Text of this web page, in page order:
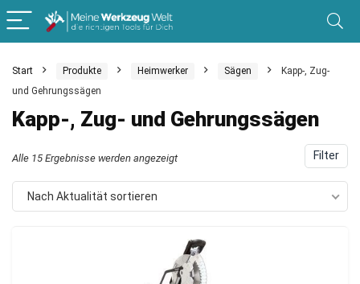
Start Produkte Heimwerker Sägen
Kapp-, Zug-
und Gehrungssägen
Kapp-, Zug- und Gehrungssägen
Filter
Alle 15 Ergebnisse werden angezeigtNach
Aktualität
Nach Aktualität sortieren